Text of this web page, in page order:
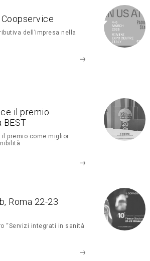
Coopservice
dell’impresa nella
il premio
BEST
premio come miglior
Roma 22-23
“Servizi integrati in sanità